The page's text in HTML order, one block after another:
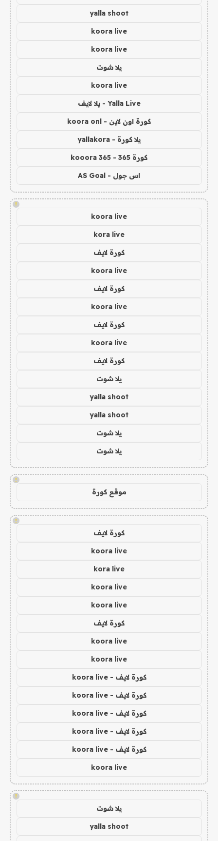
yalla shoot
koora live
koora live
يلا شوت
koora live
Yalla Live - يلا لايف
كورة اون لاين - koora onl
يلا كورة - yallakora
كورة 365 - kooora 365
اس جول - AS Goal
!
koora live
kora live
كورة لايف
koora live
كورة لايف
koora live
كورة لايف
koora live
كورة لايف
يلا شوت
yalla shoot
yalla shoot
يلا شوت
يلا شوت
!
موقع كورة
!
كورة لايف
koora live
kora live
koora live
koora live
كورة لايف
koora live
koora live
كورة لايف - koora live
كورة لايف - koora live
كورة لايف - koora live
كورة لايف - koora live
كورة لايف - koora live
koora live
!
يلا شوت
yalla shoot